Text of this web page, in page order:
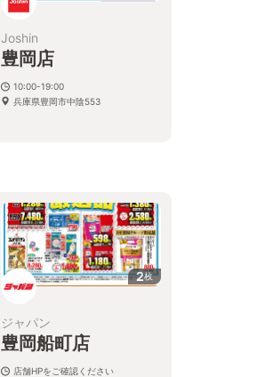
Joshin
豊岡店
10:00-19:00
兵庫県豊岡市中陰553
2枚
ジャパン
豊岡船町店
店舗HPをご確認ください